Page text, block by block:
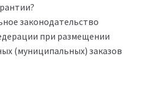
законодательство
при размещении
(муниципальных) заказов